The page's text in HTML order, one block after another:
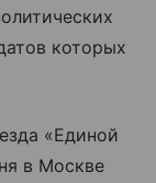
которых
«Единой
в Москве